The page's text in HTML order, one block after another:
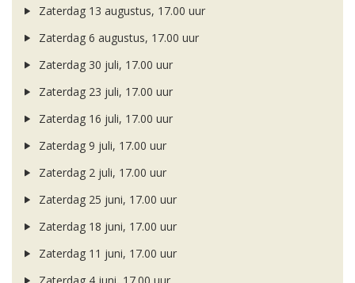
Zaterdag 13 augustus, 17.00 uur
Zaterdag 6 augustus, 17.00 uur
Zaterdag 30 juli, 17.00 uur
Zaterdag 23 juli, 17.00 uur
Zaterdag 16 juli, 17.00 uur
Zaterdag 9 juli, 17.00 uur
Zaterdag 2 juli, 17.00 uur
Zaterdag 25 juni, 17.00 uur
Zaterdag 18 juni, 17.00 uur
Zaterdag 11 juni, 17.00 uur